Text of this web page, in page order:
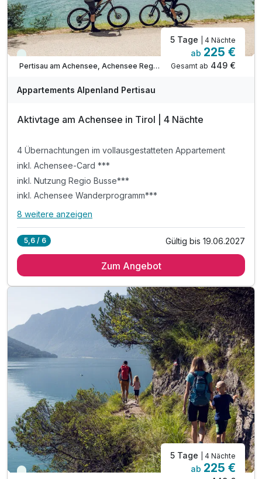
Viele Termine frei
Pertisau am Achensee, Achensee Region
5 Tage | 4 Nächte
ab 225 €
Gesamt ab 449 €
Appartements Alpenland Pertisau
Aktivtage am Achensee in Tirol | 4 Nächte
4 Übernachtungen im vollausgestatteten Appartement
inkl. Achensee-Card ***
inkl. Nutzung Regio Busse***
inkl. Achensee Wanderprogramm***
Alle Inklusivleistungen
inkl. Achensee-Card ***
inkl. Achensee Wanderprogramm***
inkl. Ermäßigung Karwendel Bergbahn***
inkl. Ermäßigung Achenseeschifffahrt***
Tipp: Brötchenservice auf Bestellung
Tipp: Radweg entlang des Seeufers
Tipp: Golfplatz Pertisau
Tipp: Airrofan Skyglider
ACHTUNG: Endreinigung & OT nicht inkludiert**
ACHTUNG: Aufpreis 3te & 4te Person*
8 weitere anzeigen
5,6 / 6 Gültig bis 19.06.2027
Zum Angebot
Viele Termine frei
5 Tage | 4 Nächte
ab 225 €